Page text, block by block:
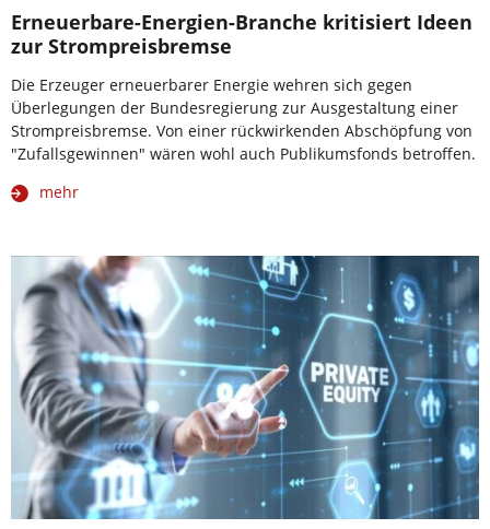
Erneuerbare-Energien-Branche kritisiert Ideen
zur Strompreisbremse
Die Erzeuger erneuerbarer Energie wehren sich gegen
Überlegungen der Bundesregierung zur Ausgestaltung einer
Strompreisbremse. Von einer rückwirkenden Abschöpfung von
"Zufallsgewinnen" wären wohl auch Publikumsfonds betroffen.
mehr